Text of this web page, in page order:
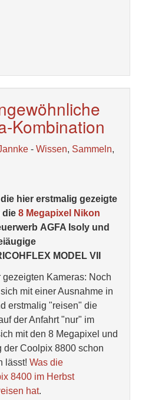
Kombination
- Wissen, Sammeln,
hier erstmalig gezeigte
die 8 Megapixel Nikon
AGFA Isoly und
MODEL VII
Kameras: Noch
mit einer Ausnahme in
erstmalig "reisen" die
der Anfahrt "nur" im
mit den 8 Megapixel und
der Coolpix 8800 schon
lässt! Was die
8400 im Herbst
hat.